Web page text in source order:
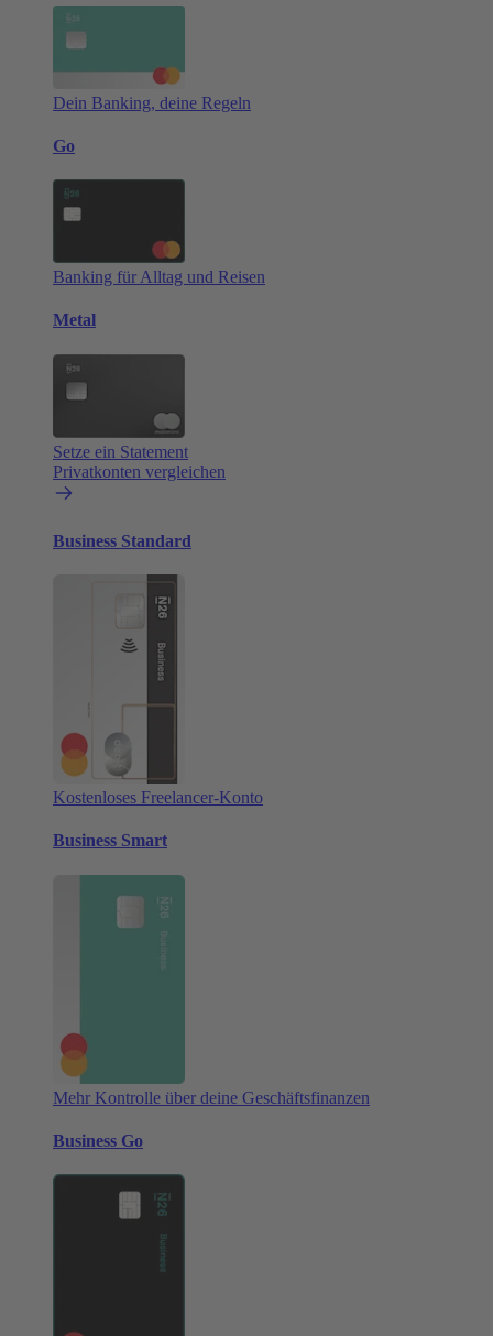
Dein Banking, deine Regeln
Go
Banking für Alltag und Reisen
Metal
Setze ein Statement
Privatkonten vergleichen
Business Standard
Kostenloses Freelancer-Konto
Business Smart
Mehr Kontrolle über deine Geschäftsfinanzen
Business Go